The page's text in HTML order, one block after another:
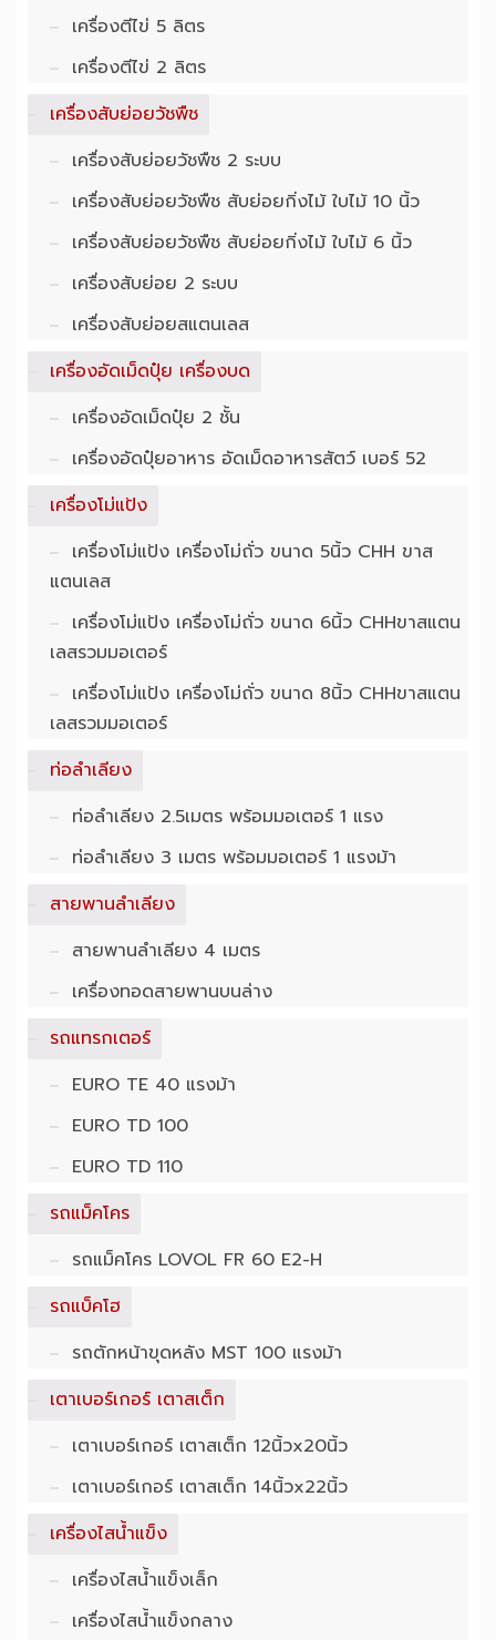
เครื่องตีไข่ 5 ลิตร
เครื่องตีไข่ 2 ลิตร
เครื่องสับย่อยวัชพืช
เครื่องสับย่อยวัชพืช 2 ระบบ
เครื่องสับย่อยวัชพืช สับย่อยกิ่งไม้ ใบไม้ 10 นิ้ว
เครื่องสับย่อยวัชพืช สับย่อยกิ่งไม้ ใบไม้ 6 นิ้ว
เครื่องสับย่อย 2 ระบบ
เครื่องสับย่อยสแตนเลส
เครื่องอัดเม็ดปุ๋ย เครื่องบด
เครื่องอัดเม็ดปุ๋ย 2 ชั้น
เครื่องอัดปุ๋ยอาหาร อัดเม็ดอาหารสัตว์ เบอร์ 52
เครื่องโม่แป้ง
เครื่องโม่แป้ง เครื่องโม่ถั่ว ขนาด 5นิ้ว CHH ขาส
แตนเลส
เครื่องโม่แป้ง เครื่องโม่ถั่ว ขนาด 6นิ้ว CHHขาสแตน
เลสรวมมอเตอร์
เครื่องโม่แป้ง เครื่องโม่ถั่ว ขนาด 8นิ้ว CHHขาสแตน
เลสรวมมอเตอร์
ท่อลำเลียง
ท่อลำเลียง 2.5เมตร พร้อมมอเตอร์ 1 แรง
ท่อลำเลียง 3 เมตร พร้อมมอเตอร์ 1 แรงม้า
สายพานลำเลียง
สายพานลำเลียง 4 เมตร
เครื่องทอดสายพานบนล่าง
รถแทรกเตอร์
EURO TE 40 แรงม้า
EURO TD 100
EURO TD 110
รถแม็คโคร
รถแม็คโคร LOVOL FR 60 E2-H
รถแบ็คโฮ
รถตักหน้าขุดหลัง MST 100 แรงม้า
เตาเบอร์เกอร์ เตาสเต็ก
เตาเบอร์เกอร์ เตาสเต็ก 12นิ้วx20นิ้ว
เตาเบอร์เกอร์ เตาสเต็ก 14นิ้วx22นิ้ว
เครื่องไสน้ำแข็ง
เครื่องไสน้ำแข็งเล็ก
เครื่องไสน้ำแข็งกลาง